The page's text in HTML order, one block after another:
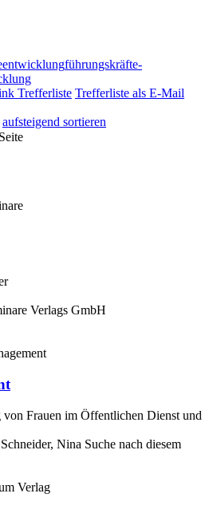
führungskräfte-
Trefferliste Trefferliste als E-Mail
aufsteigend sortieren
Verlags GmbH
Frauen im Öffentlichen Dienst und
Schneider, Nina Suche nach diesem
Verlag